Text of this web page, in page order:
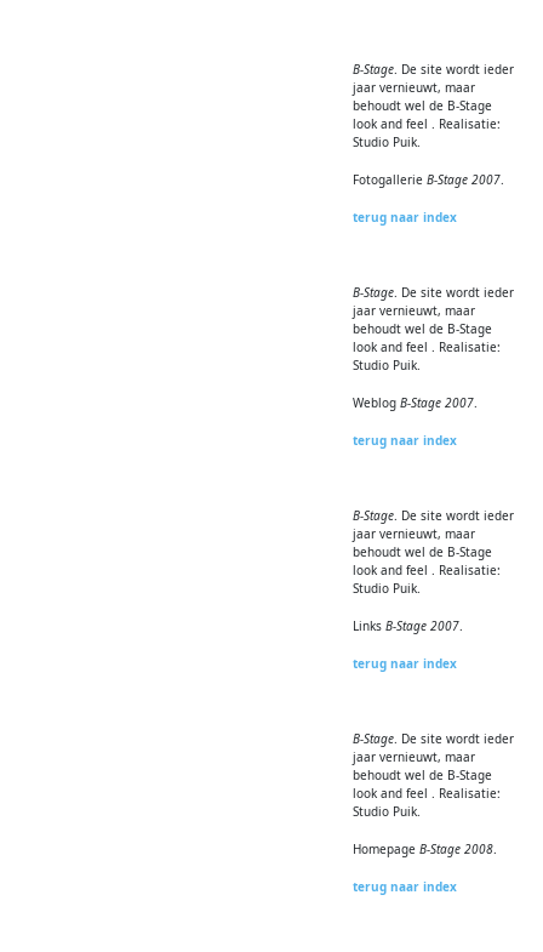
B-Stage. De site wordt ieder
jaar vernieuwt, maar
behoudt wel de B-Stage
look and feel . Realisatie:
Studio Puik.
Fotogallerie B-Stage 2007.
terug naar index
B-Stage. De site wordt ieder
jaar vernieuwt, maar
behoudt wel de B-Stage
look and feel . Realisatie:
Studio Puik.
Weblog B-Stage 2007.
terug naar index
B-Stage. De site wordt ieder
jaar vernieuwt, maar
behoudt wel de B-Stage
look and feel . Realisatie:
Studio Puik.
Links B-Stage 2007.
terug naar index
B-Stage. De site wordt ieder
jaar vernieuwt, maar
behoudt wel de B-Stage
look and feel . Realisatie:
Studio Puik.
Homepage B-Stage 2008.
terug naar index